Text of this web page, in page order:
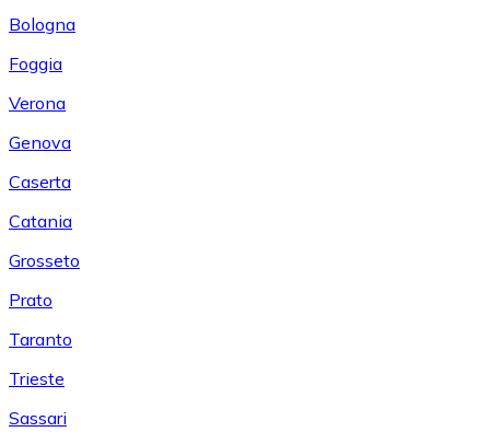
Bologna
Foggia
Verona
Genova
Caserta
Catania
Grosseto
Prato
Taranto
Trieste
Sassari